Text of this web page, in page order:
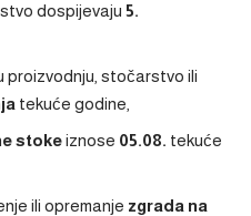
dospijevaju 5.
proizvodnju, stočarstvo ili
tekuće godine,
stokeiznose 05.08. tekuće
ili opremanje zgrada na